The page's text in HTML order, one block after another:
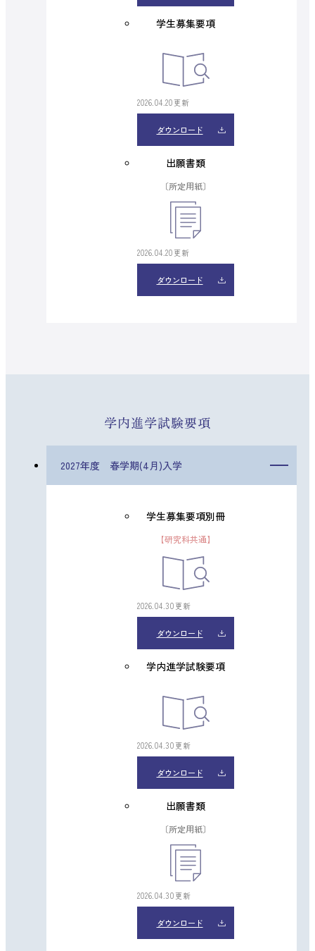
学生募集要項
2026.04.20更新
ダウンロード
出願書類
〔所定用紙〕
2026.04.20更新
ダウンロード
学内進学試験要項
2027年度 春学期(4月)入学
学生募集要項別冊
【研究科共通】
2026.04.30更新
ダウンロード
学内進学試験要項
2026.04.30更新
ダウンロード
出願書類
〔所定用紙〕
2026.04.30更新
ダウンロード